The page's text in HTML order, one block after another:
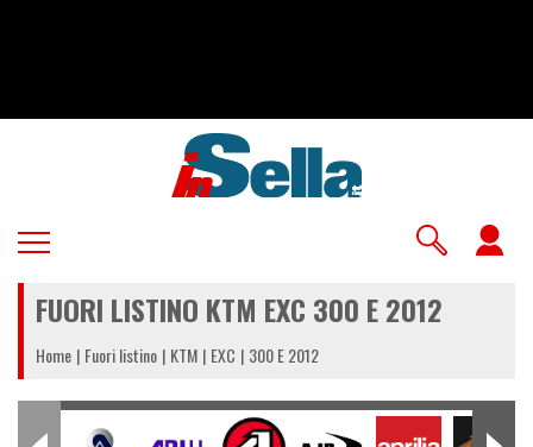
FUORI LISTINO KTM EXC 300 E 2012
Home Fuori listino KTM EXC 300 E 2012